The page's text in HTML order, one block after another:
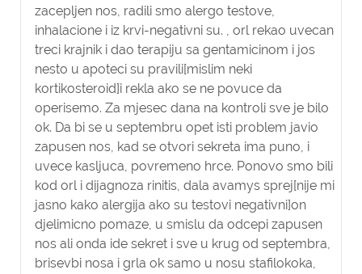
zacepljen nos, radili smo alergo testove,
inhalacione i iz krvi-negativni su. , orl rekao uvecan
treci krajnik i dao terapiju sa gentamicinom i jos
nesto u apoteci su pravili[mislim neki
kortikosteroid]i rekla ako se ne povuce da
operisemo. Za mjesec dana na kontroli sve je bilo
ok. Da bi se u septembru opet isti problem javio
zapusen nos, kad se otvori sekreta ima puno, i
uvece kasljuca, povremeno hrce. Ponovo smo bili
kod orl i dijagnoza rinitis, dala avamys sprej[nije mi
jasno kako alergija ako su testovi negativni]on
djelimicno pomaze, u smislu da odcepi zapusen
nos ali onda ide sekret i sve u krug od septembra,
brisevbi nosa i grla ok samo u nosu stafilokoka,